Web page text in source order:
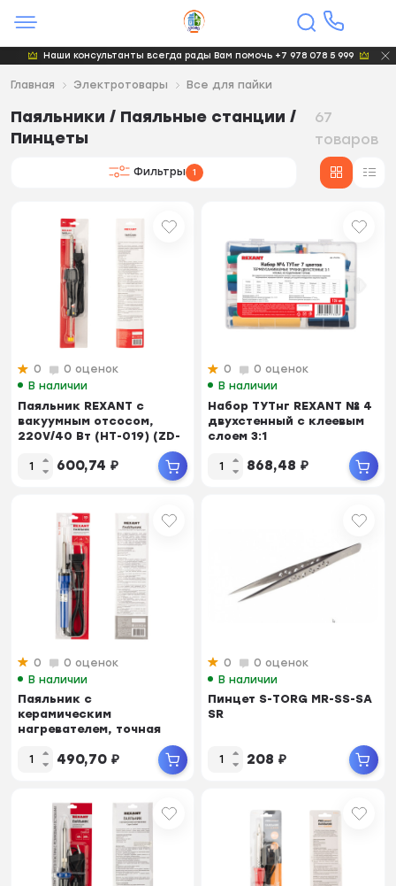
Наши консультанты всегда рады Вам помочь +7 978 078 5 999
Главная Электротовары Все для пайки
Паяльники / Паяльные станции /
Пинцеты
67
товаров
Фильтры 1
0
0 оценок
В наличии
Паяльник REXANT с
вакуумным отсосом,
220V/40 Вт (HT-019) (ZD-
600,74 ₽
0
0 оценок
В наличии
Набор ТУТнг REXANT № 4
двухстенный с клеевым
слоем 3:1
868,48 ₽
0
0 оценок
В наличии
Паяльник с
керамическим
нагревателем, точная
пайка REXANT 220V/ 30 Вт
490,70 ₽
0
0 оценок
В наличии
Пинцет S-TORG MR-SS-SA
SR
208 ₽